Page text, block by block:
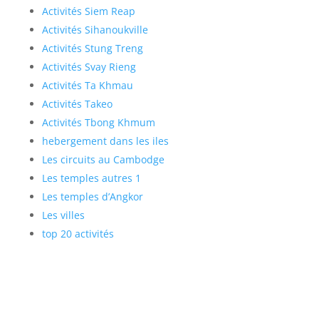
Activités Siem Reap
Activités Sihanoukville
Activités Stung Treng
Activités Svay Rieng
Activités Ta Khmau
Activités Takeo
Activités Tbong Khmum
hebergement dans les iles
Les circuits au Cambodge
Les temples autres 1
Les temples d’Angkor
Les villes
top 20 activités